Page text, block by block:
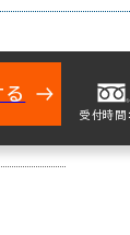
る
受付時間